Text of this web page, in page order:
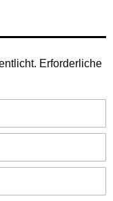
Erforderliche